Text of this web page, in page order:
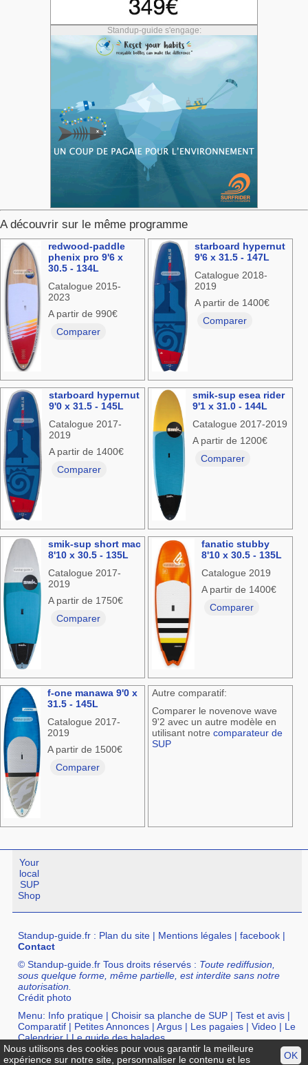
Standup-guide s'engage:
A découvrir sur le même programme
redwood-paddle
phenix pro 9'6 x
30.5 - 134L
Catalogue 2015-
2023
A partir de 990€
Comparer
starboard hypernut
9'6 x 31.5 - 147L
Catalogue 2018-
2019
A partir de 1400€
Comparer
starboard hypernut
9'0 x 31.5 - 145L
Catalogue 2017-
2019
A partir de 1400€
Comparer
smik-sup esea rider
9'1 x 31.0 - 144L
Catalogue 2017-2019
A partir de 1200€
Comparer
smik-sup short mac
8'10 x 30.5 - 135L
Catalogue 2017-
2019
A partir de 1750€
Comparer
fanatic stubby
8'10 x 30.5 - 135L
Catalogue 2019
A partir de 1400€
Comparer
f-one manawa 9'0 x
31.5 - 145L
Catalogue 2017-
2019
A partir de 1500€
Comparer
Autre comparatif:
Comparer le novenove wave
9'2 avec un autre modèle en
utilisant notre comparateur de
SUP
Your
local
SUP
Shop
Standup-guide.fr : Plan du site | Mentions légales |facebook |
Contact
© Standup-guide.fr Tous droits réservés : Toute rediffusion,
sous quelque forme, même partielle, est interdite sans notre
autorisation.
Crédit photo
Menu: Info pratique |Choisir sa planche de SUP |Test et avis |
Comparatif | Petites Annonces |Argus | Les pagaies |Video | Le
Calendrier|Le guide des balades
Annuaire : SurfShop et Magasins pour acheter un SUP
PointsOK
Nous utilisons des cookies pour vous garantir la meilleure
expérience sur notre site, personnaliser le contenu et les